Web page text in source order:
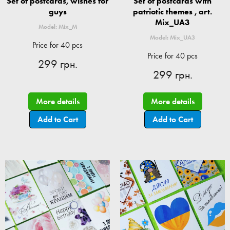
guys
Model: Mix_M
Price for 40 pcs
299 грн.
More details
Add to Cart
patriotic themes , art.
Mix_UA3
Model: Mix_UA3
Price for 40 pcs
299 грн.
More details
Add to Cart